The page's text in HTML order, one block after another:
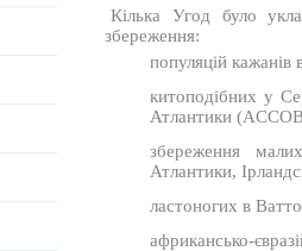
Кілька Угод було
збереження:
популяцій
китоподібних у
Атлантики
збереження
Атлантики,
ластоногих в
африкансько-